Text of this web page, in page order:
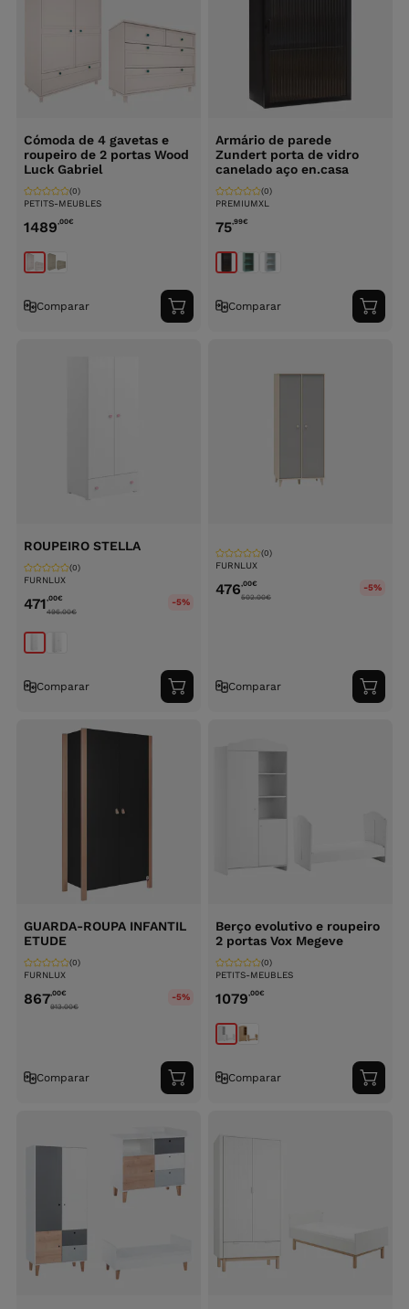
Cómoda de 4 gavetas e
roupeiro de 2 portas Wood
Luck Gabriel
PETITS-MEUBLES
(0)
1489,00€
Comparar
Adicionar
ao
Armário de parede
Zundert porta de vidro
canelado aço en.casa
PREMIUMXL
(0)
75,99€
Comparar
ao
ROUPEIRO STELLA
FURNLUX
(0)
471,00€
496.00€
-5%
Comparar
Adicionar
ao
FURNLUX
(0)
476,00€
502.00€
-5%
Comparar
ao
GUARDA-ROUPA INFANTIL
ETUDE
FURNLUX
(0)
867,00€
913.00€
-5%
Comparar
Adicionar
ao
Berço evolutivo e roupeiro
2 portas Vox Megeve
PETITS-MEUBLES
(0)
1079,00€
Comparar
ao